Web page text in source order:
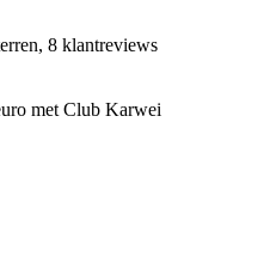
8 klantreviews
met Club Karwei